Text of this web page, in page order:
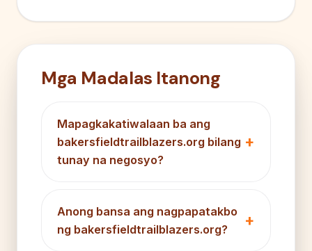
Mga Madalas Itanong
Mapagkakatiwalaan ba ang
bakersfieldtrailblazers.org bilang
tunay na negosyo?
Anong bansa ang nagpapatakbo
ng bakersfieldtrailblazers.org?